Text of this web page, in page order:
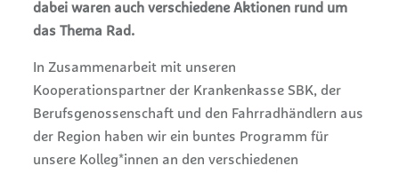
dabei waren auch verschiedene Aktionen rund um
das Thema Rad.
In Zusammenarbeit mit unseren
Kooperationspartner der Krankenkasse SBK, der
Berufsgenossenschaft und den Fahrradhändlern aus
der Region haben wir ein buntes Programm für
unsere Kolleg*innen an den verschiedenen